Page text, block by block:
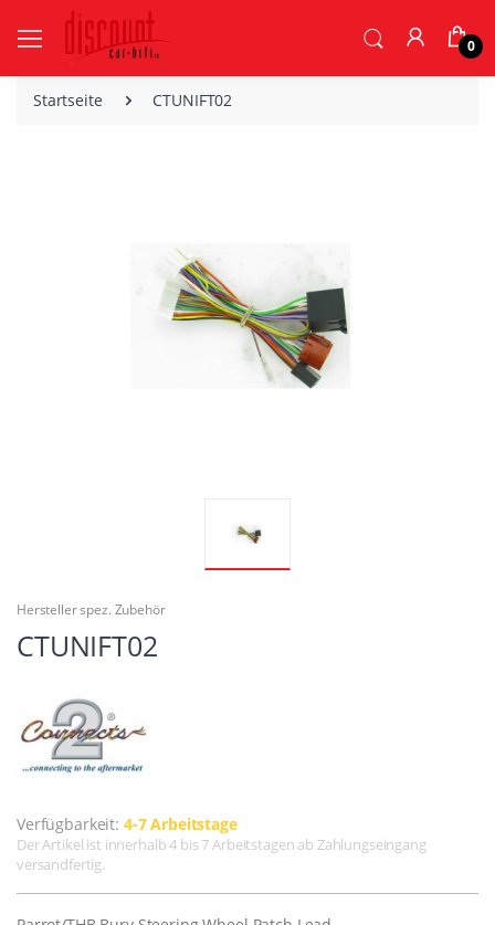
0
Startseite CTUNIFT02
Hersteller spez. Zubehör
CTUNIFT02
Verfügbarkeit: 4-7 Arbeitstage
Der Artikel ist innerhalb 4 bis 7 Arbeitstagen ab Zahlungseingang
versandfertig.